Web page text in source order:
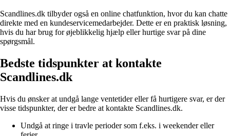
Scandlines.dk tilbyder også en online chatfunktion, hvor du kan chatte
direkte med en kundeservicemedarbejder. Dette er en praktisk løsning,
hvis du har brug for øjeblikkelig hjælp eller hurtige svar på dine
spørgsmål.
Bedste tidspunkter at kontakte
Scandlines.dk
Hvis du ønsker at undgå lange ventetider eller få hurtigere svar, er der
visse tidspunkter, der er bedre at kontakte Scandlines.dk.
Undgå at ringe i travle perioder som f.eks. i weekender eller